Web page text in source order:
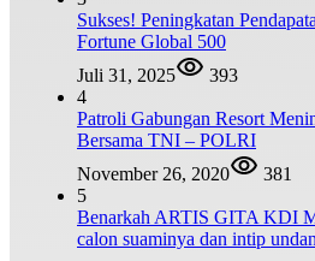
Sukses! Peningkatan
Fortune Global 500
Juli 31, 2025
393
4
Patroli Gabungan Resort
Bersama TNI – POLRI
November 26, 2020
381
5
Benarkah ARTIS GITA KDI
calon suaminya dan intip